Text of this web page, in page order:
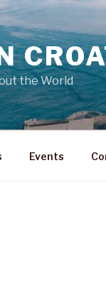
the World
Events